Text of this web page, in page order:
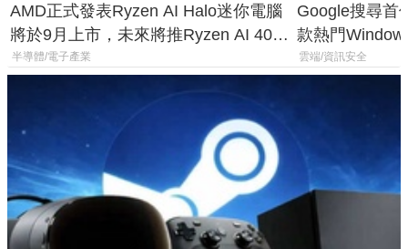
AMD正式發表Ryzen AI Halo迷你電腦
將於9月上市，未來將推Ryzen AI 400
Max系列處理器與對應升級版
半導體/電子產業
Google搜尋首
款熱門
機
雲端/資訊安全